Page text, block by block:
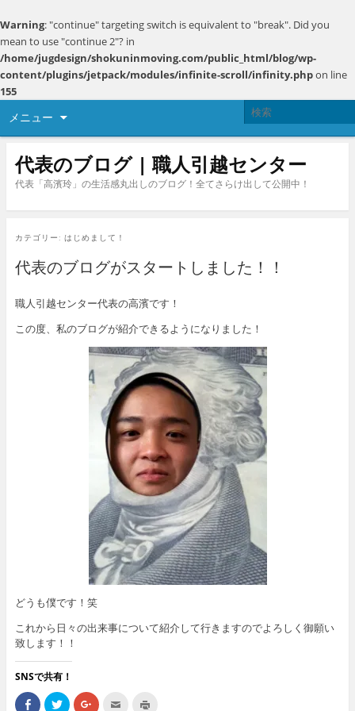
Warning: "continue" targeting switch is equivalent to "break". Did you
mean to use "continue 2"? in
/home/jugdesign/shokuninmoving.com/public_html/blog/wp-
content/plugins/jetpack/modules/infinite-scroll/infinity.phpon line
155
メニュー
代表のブログ | 職人引越センター
代表「高濱玲」の生活感丸出しのブログ！全てさらけ出して公開中！
カテゴリー: はじめまして！
代表のブログがスタートしました！！
職人引越センター代表の高濱です！
この度、私のブログが紹介できるようになりました！
どうも僕です！笑
これから日々の出来事について紹介して行きますのでよろしく御願い
致します！！
SNSで共有！
F
ク ク